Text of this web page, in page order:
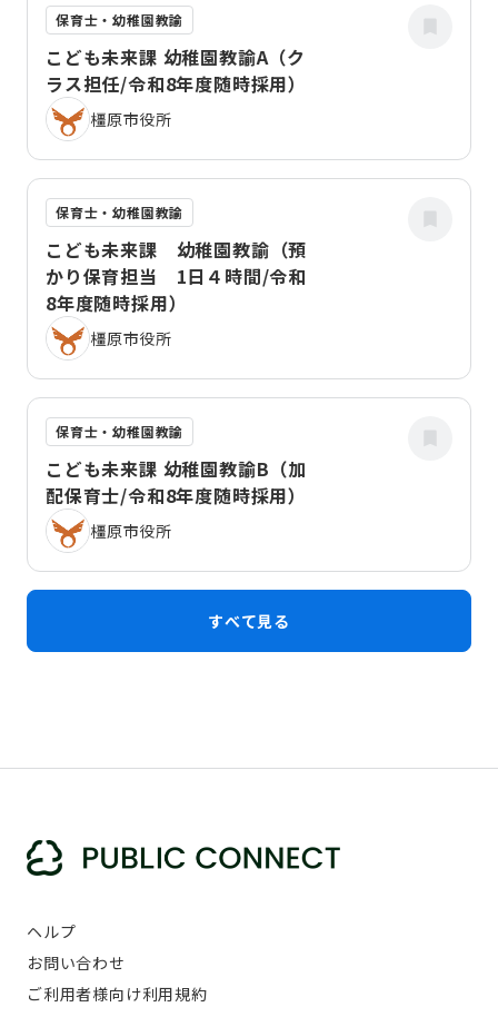
保育士・幼稚園教諭
こども未来課 幼稚園教諭A（ク
ラス担任/令和8年度随時採用）
橿原市役所
保育士・幼稚園教諭
こども未来課 幼稚園教諭（預
かり保育担当 1日４時間/令和
8年度随時採用）
橿原市役所
保育士・幼稚園教諭
こども未来課 幼稚園教諭B（加
配保育士/令和8年度随時採用）
橿原市役所
すべて見る
ヘルプ
お問い合わせ
ご利用者様向け利用規約